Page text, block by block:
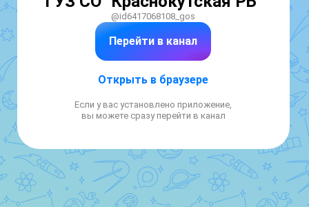
@id6417068108_gos
Перейти в канал
Открыть в браузере
Если у вас установлено приложение,
вы можете сразу перейти в канал